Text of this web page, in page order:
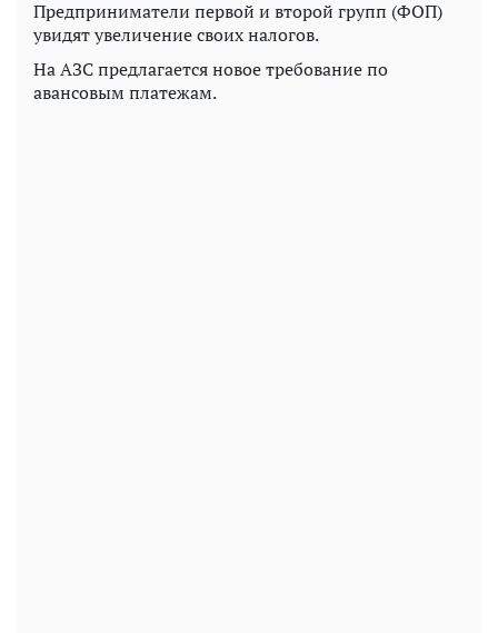
Предприниматели первой и второй групп (ФОП)
увидят увеличение своих налогов.
На АЗС предлагается новое требование по
авансовым платежам.